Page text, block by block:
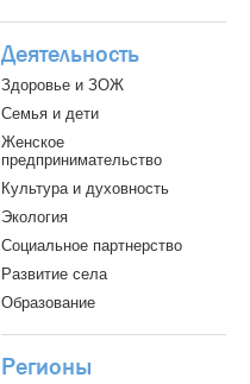
Деятельность
Здоровье и ЗОЖ
Семья и дети
Женское
предпринимательство
Культура и духовность
Экология
Социальное партнерство
Развитие села
Образование
Регионы